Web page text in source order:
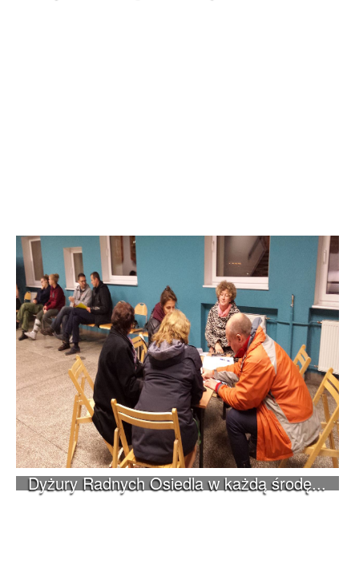
Dyżury Radnych Osiedla w każdą środę...